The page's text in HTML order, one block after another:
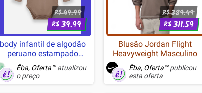
R$49.99
R$39.99
body infantil de algodão
peruano estampado
manga longa marrom
Êba, Oferta™atualizou
o preço
R$389.49
R$311.59
Blusão Jordan Flight
Heavyweight Masculino
Êba, Oferta™publicou
esta oferta